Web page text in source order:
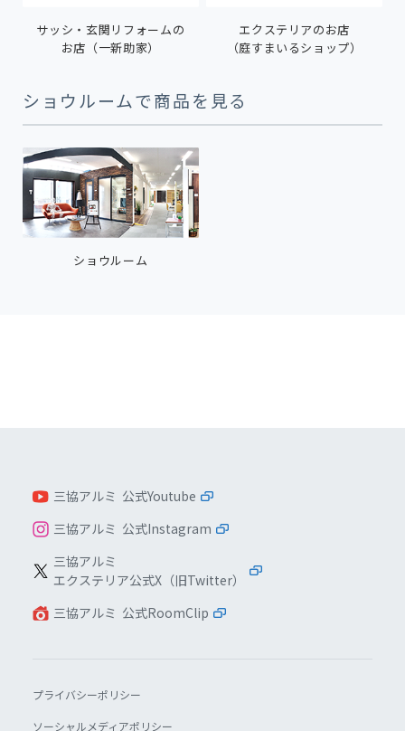
サッシ・玄関リフォームの
お店（一新助家）
エクステリアのお店
（庭すまいるショップ）
ショウルームで商品を見る
ショウルーム
三協アルミ 公式Youtube
三協アルミ 公式Instagram
三協アルミ
エクステリア公式X（旧Twitter）
三協アルミ 公式RoomClip
プライバシーポリシー
ソーシャルメディアポリシー